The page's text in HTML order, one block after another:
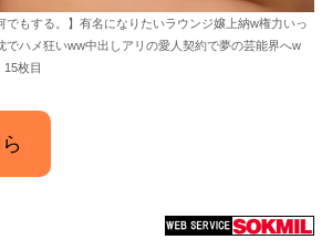
でもする。】有名になりたいラウンジ嬢上納w権力いっ
でハメ狂いww中出しアリの愛人契約で夢の芸能界へw
枚目